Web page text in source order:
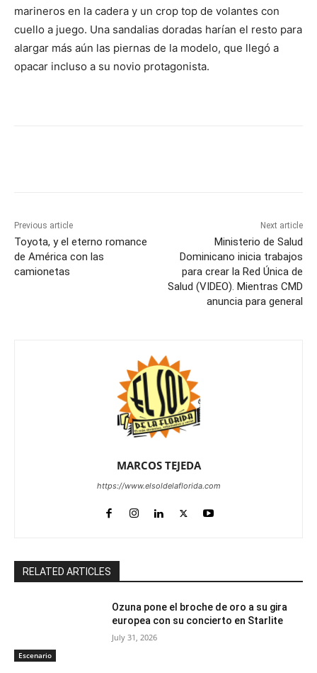
marineros en la cadera y un crop top de volantes con
cuello a juego. Una sandalias doradas harían el resto para
alargar más aún las piernas de la modelo, que llegó a
opacar incluso a su novio protagonista.
Previous article
Toyota, y el eterno romance
de América con las
camionetas
Next article
Ministerio de Salud
Dominicano inicia trabajos
para crear la Red Única de
Salud (VIDEO). Mientras CMD
anuncia para general
MARCOS TEJEDA
https://www.elsoldelaflorida.com
RELATED ARTICLES
Escenario
Ozuna pone el broche de oro a su gira
europea con su concierto en Starlite
July 31, 2026